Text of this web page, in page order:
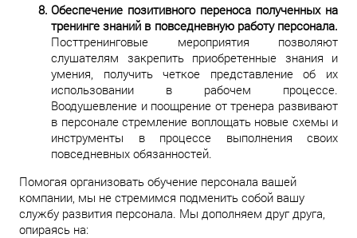
Обеспечение позитивного переноса полученных на
тренинге знаний в повседневную работу персонала.
Посттренинговые мероприятия позволяют
слушателям закрепить приобретенные знания и
умения, получить четкое представление об их
использовании в рабочем процессе.
Воодушевление и поощрение от тренера развивают
в персонале стремление воплощать новые схемы и
инструменты в процессе выполнения своих
повседневных обязанностей.
Помогая организовать обучение персонала вашей
компании, мы не стремимся подменить собой вашу
службу развития персонала. Мы дополняем друг друга,
опираясь на: